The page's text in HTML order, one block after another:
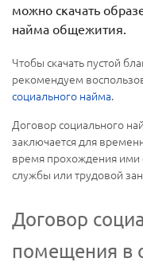
можно скачать
найма общежития.
Чтобы скачать пустой
рекомендуем
социального найма.
Договор социального
заключается для
время прохождения ими
службы или трудовой
Договор
помещения в